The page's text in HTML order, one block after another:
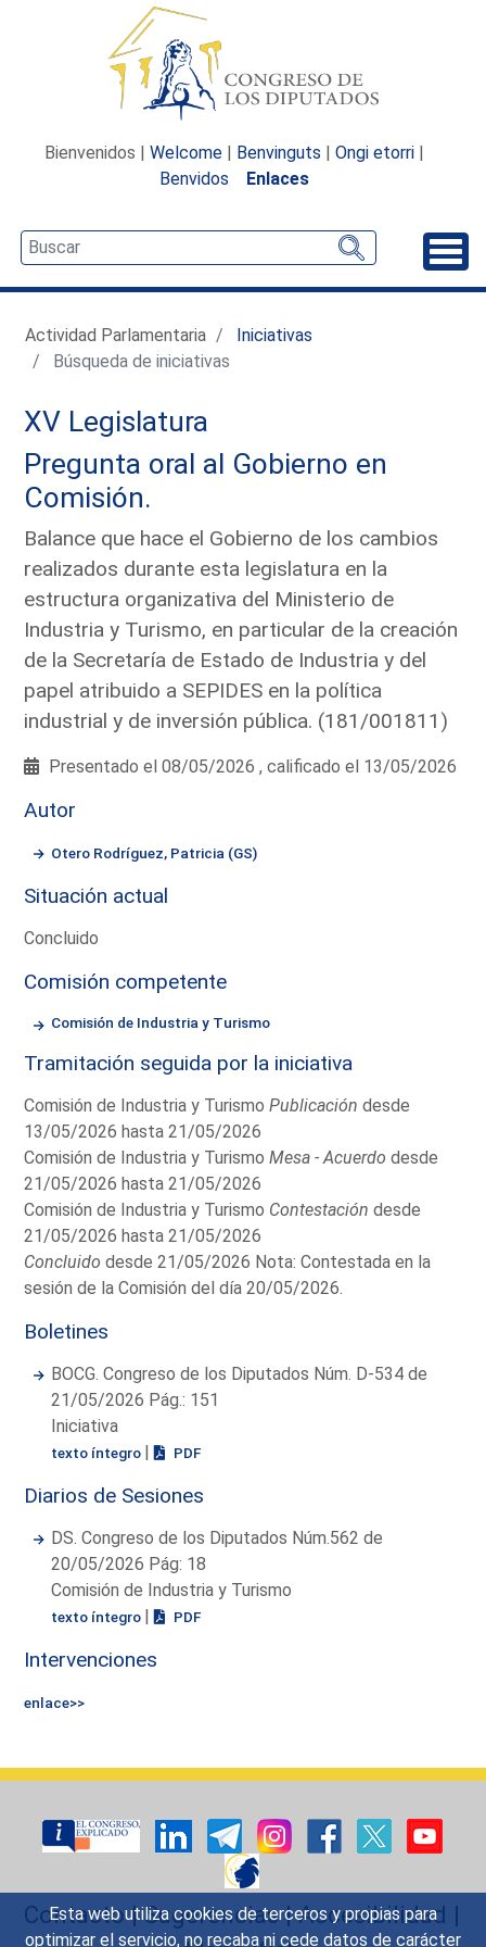
Esta web utiliza cookies de terceros y propias para
optimizar el servicio, no recaba ni cede datos de carácter
Bienvenidos | Welcome | Benvinguts | Ongi etorri |
Benvidos
Enlaces
Actividad Parlamentaria
Iniciativas
Búsqueda de iniciativas
XV Legislatura
Pregunta oral al Gobierno en
Comisión.
Balance que hace el Gobierno de los cambios
realizados durante esta legislatura en la
estructura organizativa del Ministerio de
Industria y Turismo, en particular de la creación
de la Secretaría de Estado de Industria y del
papel atribuido a SEPIDES en la política
industrial y de inversión pública. (181/001811)
Presentado el 08/05/2026 , calificado el 13/05/2026
Autor
Otero Rodríguez, Patricia (GS)
Situación actual
Concluido
Comisión competente
Comisión de Industria y Turismo
Tramitación seguida por la iniciativa
Comisión de Industria y TurismoPublicación desde
13/05/2026 hasta 21/05/2026
Comisión de Industria y TurismoMesa - Acuerdo desde
21/05/2026 hasta 21/05/2026
Comisión de Industria y Turismo Contestación desde
21/05/2026 hasta 21/05/2026
Concluido desde 21/05/2026 Nota: Contestada en la
sesión de la Comisión del día 20/05/2026.
Boletines
BOCG. Congreso de los Diputados Núm. D-534 de
21/05/2026 Pág.: 151
Iniciativa
texto íntegro | PDF
Diarios de Sesiones
DS. Congreso de los Diputados Núm.562 de
20/05/2026 Pág: 18
Comisión de Industria y Turismo
texto íntegro | PDF
Intervenciones
enlace>>
Contacto|Sugerencias|Accesibilidad |